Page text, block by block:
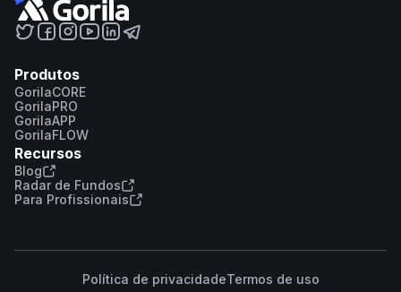
Produtos
GorilaCORE
GorilaPRO
GorilaAPP
GorilaFLOW
Recursos
Blog
Radar de Fundos
Para Profissionais
Política de privacidadeTermos de uso